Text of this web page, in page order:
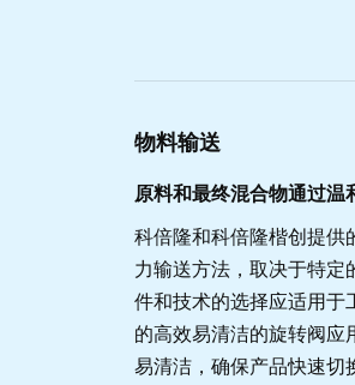
物料输送
原料和最终混合物通过温
科倍隆和科倍隆楷创提供
力输送方法，取决于特定
件和技术的选择应适用于
的高效易清洁的旋转阀应
易清洁，确保产品快速切